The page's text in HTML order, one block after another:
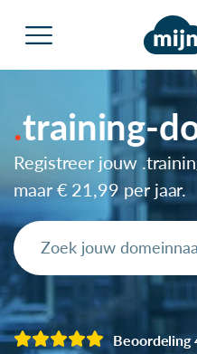
training-
Registreer jouw
maar € 21,99 per jaar.
Beoordeling